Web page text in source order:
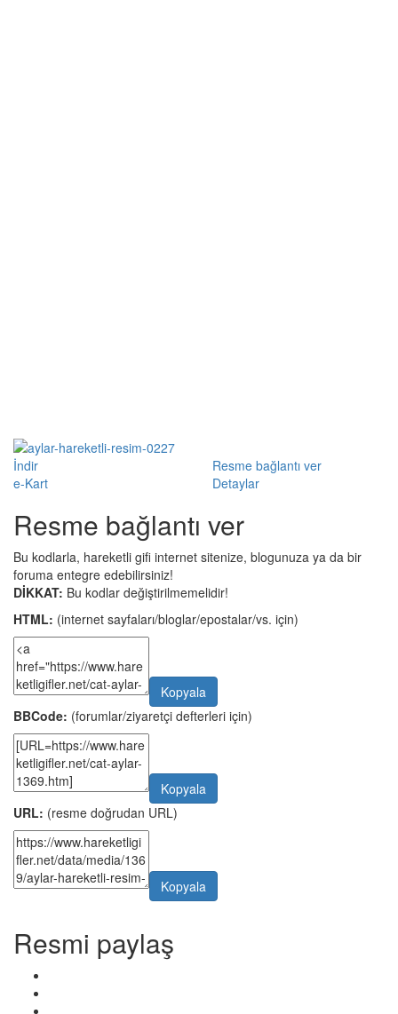
İndir
Resme bağlantı ver
e-Kart
Detaylar
Resme bağlantı ver
Bu kodlarla, hareketli gifi internet sitenize, blogunuza ya da bir
foruma entegre edebilirsiniz!
DİKKAT: Bu kodlar değiştirilmemelidir!
HTML: (internet sayfaları/bloglar/epostalar/vs. için)
Kopyala
BBCode: (forumlar/ziyaretçi defterleri için)
Kopyala
URL: (resme doğrudan URL)
Kopyala
Resmi paylaş